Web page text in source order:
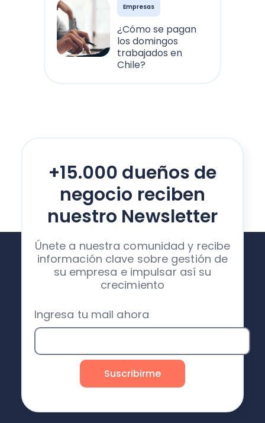
Empresas
¿Cómo se pagan
los domingos
trabajados en
Chile?
+15.000 dueños de
negocio reciben
nuestro Newsletter
Únete a nuestra comunidad y recibe
información clave sobre gestión de
su empresa e impulsar así su
crecimiento
Ingresa tu mail ahora